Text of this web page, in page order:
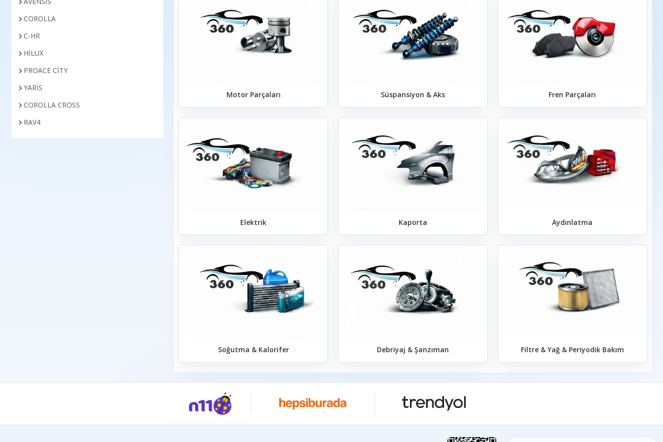
COROLLA
C-HR
HİLUX
PROACE CİTY
YARİS
COROLLA CROSS
RAV4
Motor Parçaları Süspansiyon & Aks Fren Parçaları
Elektrik Kaporta Aydınlatma
Soğutma & Kalorifer Debriyaj & Şanzıman Filtre & Yağ & Periyodik Bakım